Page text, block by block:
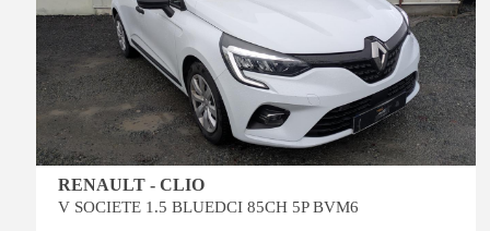
RENAULT - CLIO
V SOCIETE 1.5 BLUEDCI 85CH 5P BVM6